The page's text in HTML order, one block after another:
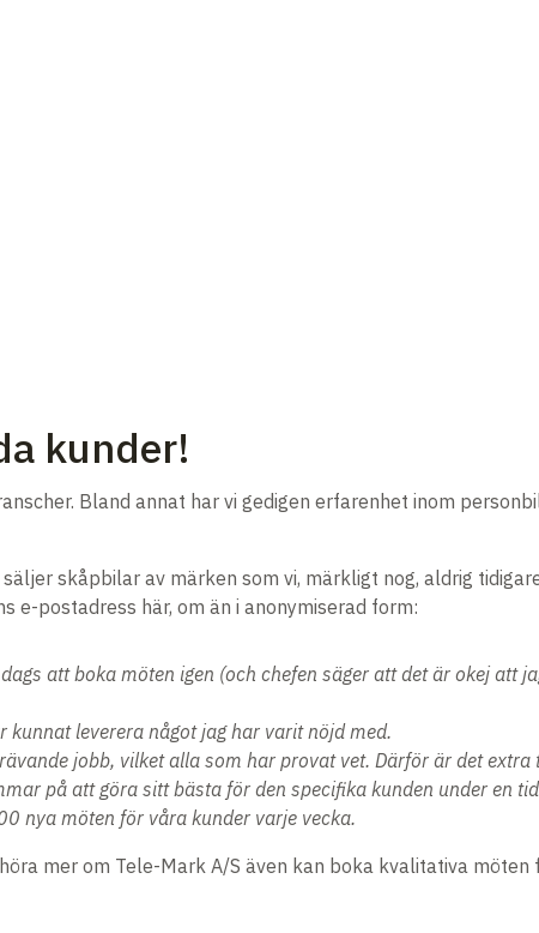
kunder!
Bland annat har vi gedigen erfarenhet inom
skåpbilar av märken som vi, märkligt nog, aldrig
e-postadress här, om än i anonymiserad form:
att boka möten igen (och chefen säger att det är okej att
leverera något jag har varit nöjd med.
jobb, vilket alla som har provat vet. Därför är det
på att göra sitt bästa för den specifika kunden under en
nya möten för våra kunder varje vecka.
mer om Tele-Mark A/S även kan boka kvalitativa